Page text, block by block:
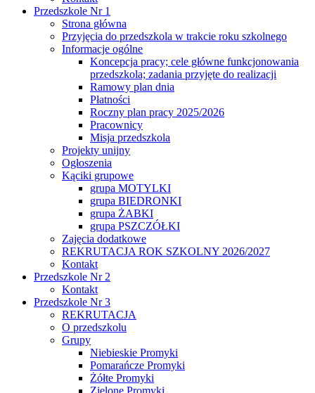
Przedszkole Nr 1
Strona główna
Przyjęcia do przedszkola w trakcie roku szkolnego
Informacje ogólne
Koncepcja pracy; cele główne funkcjonowania
przedszkola; zadania przyjęte do realizacji
Ramowy plan dnia
Płatności
Roczny plan pracy 2025/2026
Pracownicy
Misja przedszkola
Projekty unijny
Ogłoszenia
Kąciki grupowe
grupa MOTYLKI
grupa BIEDRONKI
grupa ŻABKI
grupa PSZCZÓŁKI
Zajęcia dodatkowe
REKRUTACJA ROK SZKOLNY 2026/2027
Kontakt
Przedszkole Nr 2
Kontakt
Przedszkole Nr 3
REKRUTACJA
O przedszkolu
Grupy
Niebieskie Promyki
Pomarańcze Promyki
Żółte Promyki
Zielone Promyki